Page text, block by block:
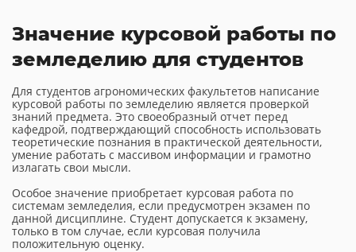
Значение курсовой работы по
земледелию для студентов
Для студентов агрономических факультетов написание
курсовой работы по земледелию является проверкой
знаний предмета. Это своеобразный отчет перед
кафедрой, подтверждающий способность использовать
теоретические познания в практической деятельности,
умение работать с массивом информации и грамотно
излагать свои мысли.
Особое значение приобретает курсовая работа по
системам земледелия, если предусмотрен экзамен по
данной дисциплине. Студент допускается к экзамену,
только в том случае, если курсовая получила
положительную оценку.